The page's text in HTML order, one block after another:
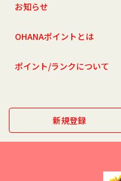
お知らせ
OHANAポイントとは
ポイント/ランクについて
新規登録